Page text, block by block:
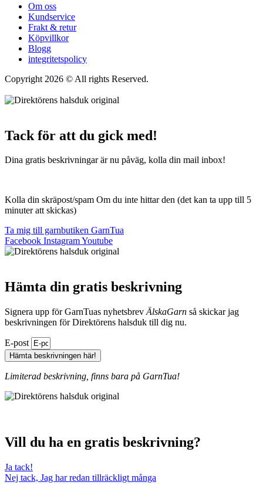
Om oss
Kundservice
Frakt & retur
Köpvillkor
Blogg
integritetspolicy
Copyright 2026 © All rights Reserved.
Tack för att du gick med!
Dina gratis beskrivningar är nu påväg, kolla din mail inbox!
Kolla din skräpost/spam Om du inte hittar den (det kan ta upp till 5
minuter att skickas)
Ta mig till garnbutiken GarnTua
Facebook InstagramYoutube
Hämta din gratis beskrivning
Signera upp för GarnTuas nyhetsbrev ÄlskaGarn så skickar jag
beskrivningen för Direktörens halsduk till dig nu.
E-post
Hämta beskrivningen här!
Limiterad beskrivning, finns bara på GarnTua!
Vill du ha en gratis beskrivning?
Ja tack!
Nej tack, Jag har redan tillräckligt många